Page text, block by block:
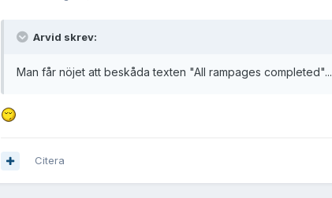
Arvid skrev:
Man får nöjet att beskåda texten "All rampages completed"...
Citera